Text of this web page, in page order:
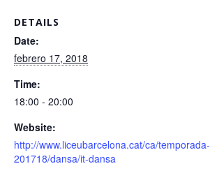
DETAILS
Date:
febrero 17, 2018
Time:
18:00 - 20:00
Website:
http://www.liceubarcelona.cat/ca/temporada-
201718/dansa/it-dansa